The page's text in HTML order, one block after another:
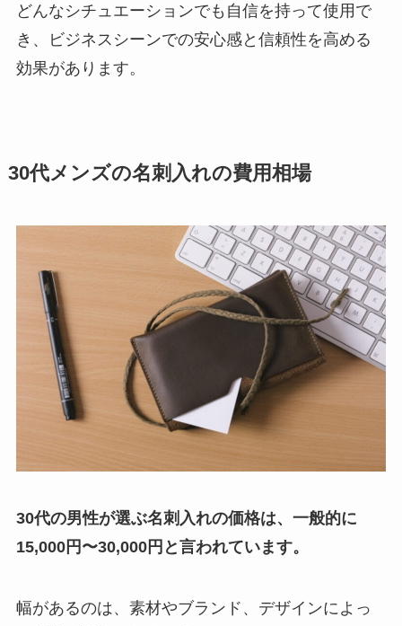
どんなシチュエーションでも自信を持って使用で
き、ビジネスシーンでの安心感と信頼性を高める
効果があります。
30代メンズの名刺入れの費用相場
30代の男性が選ぶ名刺入れの価格は、一般的に
15,000円〜30,000円と言われています。
幅があるのは、素材やブランド、デザインによっ